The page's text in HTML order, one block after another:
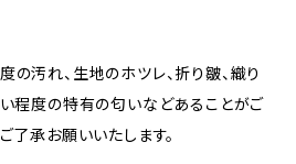
汚れ、生地のホツレ、折り皺、織り
程度の特有の匂いなどあることがご
了承お願いいたします。